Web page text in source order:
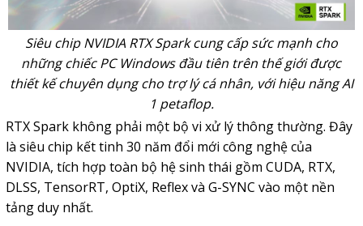
Siêu chip NVIDIA RTX Spark cung cấp sức mạnh cho
những chiếc PC Windows đầu tiên trên thế giới được
thiết kế chuyên dụng cho trợ lý cá nhân, với hiệu năng AI
1 petaflop.
RTX Spark không phải một bộ vi xử lýthông thường. Đây
là siêu chip kết tinh 30 năm đổi mới công nghệ của
NVIDIA, tích hợp toàn bộ hệ sinh thái gồm CUDA, RTX,
DLSS, TensorRT, OptiX, Reflex và G-SYNC vào một nền
tảng duy nhất.